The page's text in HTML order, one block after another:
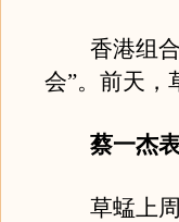
香港组合
会”。前天，
蔡一杰表
草蜢上周